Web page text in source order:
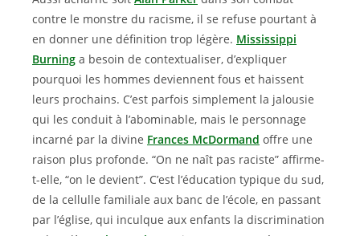
contre le monstre du racisme, il se refuse pourtant à
en donner une définition trop légère. Mississippi
Burning a besoin de contextualiser, d’expliquer
pourquoi les hommes deviennent fous et haissent
leurs prochains. C’est parfois simplement la jalousie
qui les conduit à l’abominable, mais le personnage
incarné par la divine Frances McDormand offre une
raison plus profonde. “On ne naît pas raciste” affirme-
t-elle, “on le devient”. C’est l’éducation typique du sud,
de la cellulle familiale aux banc de l’école, en passant
par l’église, qui inculque aux enfants la discrimination